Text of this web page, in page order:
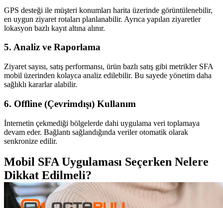
GPS desteği ile müşteri konumları harita üzerinde görüntülenebilir,
en uygun ziyaret rotaları planlanabilir. Ayrıca yapılan ziyaretler
lokasyon bazlı kayıt altına alınır.
5. Analiz ve Raporlama
Ziyaret sayısı, satış performansı, ürün bazlı satış gibi metrikler SFA
mobil üzerinden kolayca analiz edilebilir. Bu sayede yönetim daha
sağlıklı kararlar alabilir.
6. Offline (Çevrimdışı) Kullanım
İnternetin çekmediği bölgelerde dahi uygulama veri toplamaya
devam eder. Bağlantı sağlandığında veriler otomatik olarak
senkronize edilir.
Mobil SFA Uygulaması Seçerken Nelere
Dikkat Edilmeli?